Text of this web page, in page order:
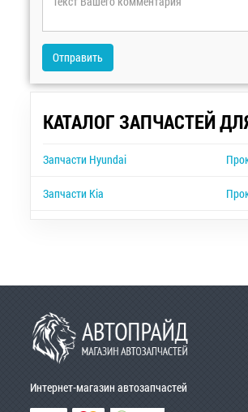
Отправить
КАТАЛОГ ЗАПЧАСТЕЙ
Запчасти Hyundai
Запчасти Kia
Интернет-магазин автозапчастей